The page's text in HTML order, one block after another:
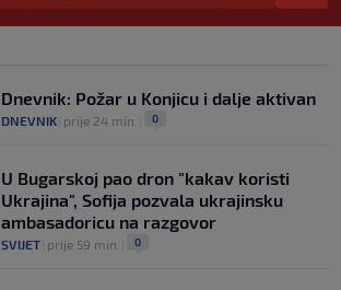
0
FIFA-e je vaš novac", danas se suočava s
najvećom krizom
| prije 3 h
Dnevnik: Požar u Konjicu i dalje aktivan
DNEVNIK prije 24 min. 0
U Bugarskoj pao dron "kakav koristi
Ukrajina", Sofija pozvala ukrajinsku
ambasadoricu na razgovor
SVIJET prije 59 min. 0